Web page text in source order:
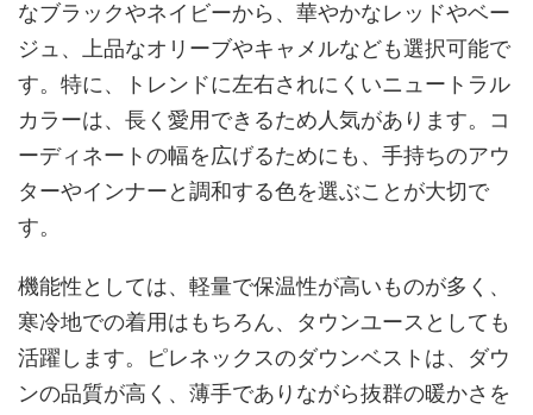
なブラックやネイビーから、華やかなレッドやベー
ジュ、上品なオリーブやキャメルなども選択可能で
す。特に、トレンドに左右されにくいニュートラル
カラーは、長く愛用できるため人気があります。コ
ーディネートの幅を広げるためにも、手持ちのアウ
ターやインナーと調和する色を選ぶことが大切で
す。
機能性としては、軽量で保温性が高いものが多く、
寒冷地での着用はもちろん、タウンユースとしても
活躍します。ピレネックスのダウンベストは、ダウ
ンの品質が高く、薄手でありながら抜群の暖かさを